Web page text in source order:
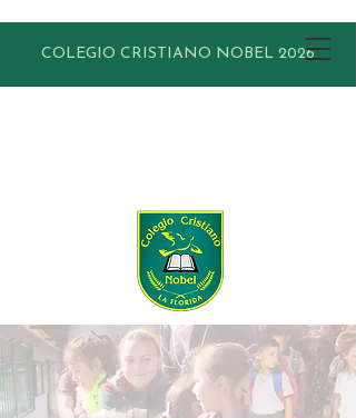
COLEGIO CRISTIANO NOBEL 2026